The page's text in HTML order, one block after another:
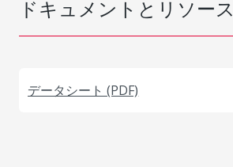
ドキュメントとリソース
データシート (PDF)